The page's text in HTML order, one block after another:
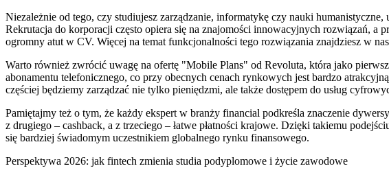
Niezależnie od tego, czy studiujesz zarządzanie, informatykę czy nauki
Rekrutacja do korporacji często opiera się na znajomości innowacyjnych rozwiązań, a
ogromny atut w CV. Więcej na temat funkcjonalności tego rozwiązania znajdziesz w
Warto również zwrócić uwagę na ofertę "Mobile Plans" od Revoluta, która jako
abonamentu telefonicznego, co przy obecnych cenach rynkowych jest bardzo
częściej będziemy zarządzać nie tylko pieniędzmi, ale także dostępem do usług
Pamiętajmy też o tym, że każdy ekspert w branży financial podkreśla znaczenie
z drugiego – cashback, a z trzeciego – łatwe płatności krajowe. Dzięki takiemu
się bardziej świadomym uczestnikiem globalnego rynku finansowego.
Perspektywa 2026: jak fintech zmienia studia podyplomowe i życie zawodowe